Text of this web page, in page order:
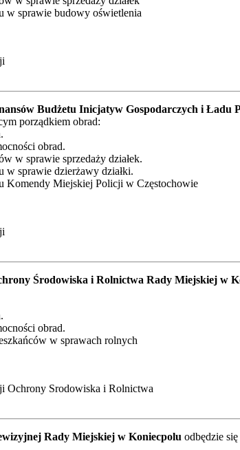
w sprawie budowy oświetlenia
Budżetu Inicjatyw Gospodarczych i Ładu
porządkiem obrad:
obrad.
w sprawie sprzedaży działek.
w sprawie dzierżawy działki.
Komendy Miejskiej Policji w Częstochowie
Środowiska i Rolnictwa Rady Miejskiej w
obrad.
w sprawach rolnych
Ochrony Srodowiska i Rolnictwa
Rady Miejskiej w Koniecpolu odbędzie